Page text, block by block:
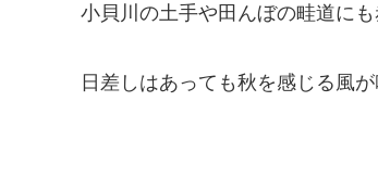
小貝川の土手や田んぼの畦道に
日差しはあっても秋を感じる風が